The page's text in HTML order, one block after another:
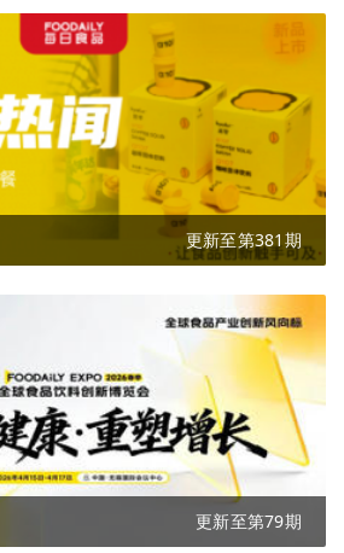
更新至第381期
更新至第79期